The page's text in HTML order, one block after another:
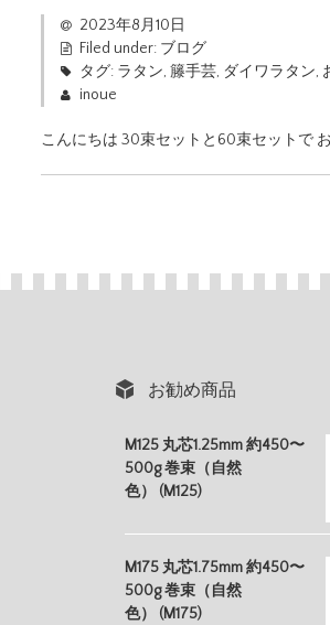
2023年8月10日
Filed under: ブログ
タグ: ラタン, 籐手芸, ダイワラタン,
inoue
こんにちは 30束セットと60束セットで
お勧め商品
M125 丸芯1.25mm 約450〜
500g 巻束（自然
色） (M125)
M175 丸芯1.75mm 約450〜
500g 巻束（自然
色） (M175)